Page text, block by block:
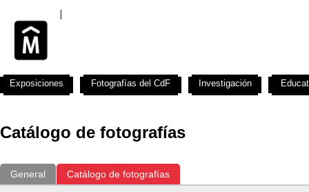
Catálogo de fotografías
General Catálogo de fotografías
Exposiciones Fotografías del CdF Investigación